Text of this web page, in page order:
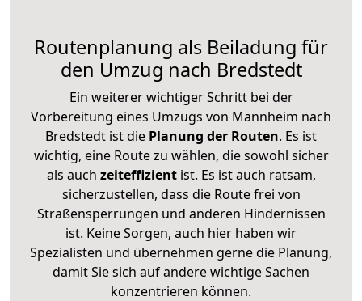
Routenplanung als Beiladung für
den Umzug nach Bredstedt
Ein weiterer wichtiger Schritt bei der
Vorbereitung eines Umzugs von Mannheim nach
Bredstedt ist die Planung der Routen. Es ist
wichtig, eine Route zu wählen, die sowohl sicher
als auch zeiteffizientist. Es ist auch ratsam,
sicherzustellen, dass die Route frei von
Straßensperrungen und anderen Hindernissen
ist. Keine Sorgen, auch hier haben wir
Spezialisten und übernehmen gerne die Planung,
damit Sie sich auf andere wichtige Sachen
konzentrieren können.